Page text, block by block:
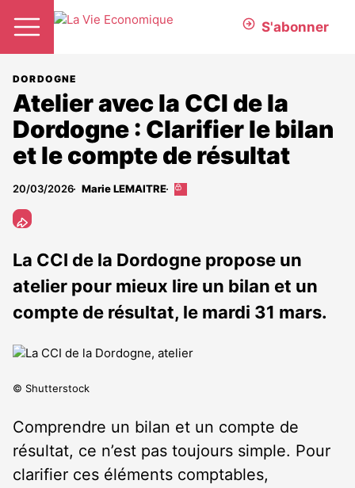
S'abonner
DORDOGNE
Atelier avec la CCI de la
Dordogne : Clarifier le bilan
et le compte de résultat
20/03/2026 Marie LEMAITRE
Cet
abonnés
La CCI de la Dordogne propose un
atelier pour mieux lire un bilan et un
compte de résultat, le mardi 31 mars.
© Shutterstock
Comprendre un bilan et un compte de
résultat, ce n’est pas toujours simple. Pour
clarifier ces éléments comptables,